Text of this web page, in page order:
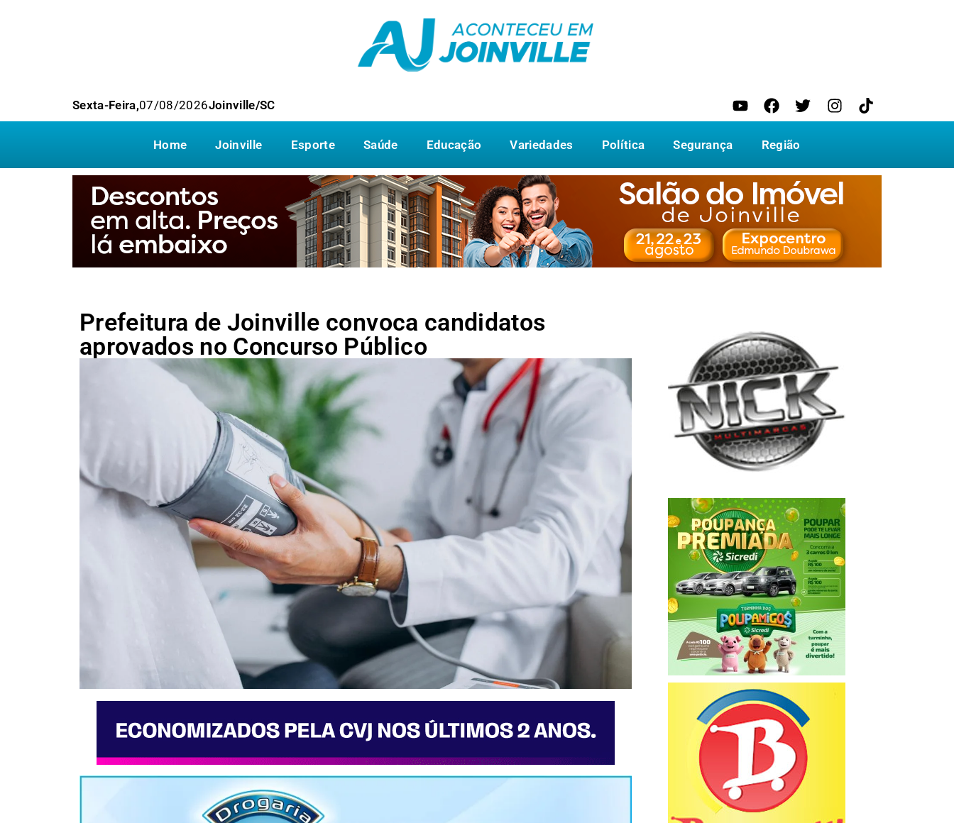
Sexta-Feira,07/08/2026Joinville/SC
Home Joinville Esporte Saúde Educação Variedades Política Segurança Região
Prefeitura de Joinville convoca candidatos
aprovados no Concurso Público